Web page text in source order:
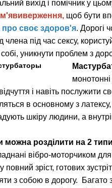
вихід і помічник у
щоб бути
про своє здоров'я. Дорогі
члена під час сексу,
уникнути проблем з
і навіть послужити
в основному з
шкіру людини, а
можна розділити на 2 типи
вібро-моторчиком
зріст, готових
з собою в дорогу. Багато